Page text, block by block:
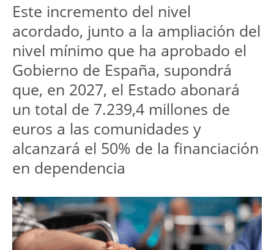
Este incremento del nivel
acordado, junto a la ampliación del
nivel mínimo que ha aprobado el
Gobierno de España, supondrá
que, en 2027, el Estado abonará
un total de 7.239,4 millones de
euros a las comunidades y
alcanzará el 50% de la financiación